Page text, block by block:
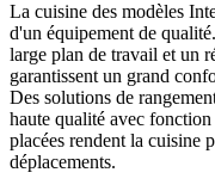
La cuisine des modèles
d'un équipement de
large plan de travail et un
garantissent un grand
Des solutions de
haute qualité avec
placées rendent la cuisine
déplacements.